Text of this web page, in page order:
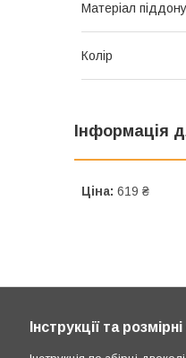
Матеріал піддону
Колір
Інформація
Ціна: 619 ₴
Інструкції та розмірні